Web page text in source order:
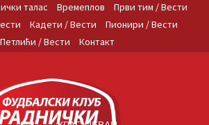
талас Времеплов
Први тим / Вести
Кадети / Вести
Пионири / Вести
Петлићи / Вести
Контакт